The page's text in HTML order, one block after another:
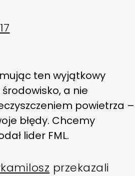
ten wyjątkowy
a nie
powietrza –
błędy. Chcemy
lider FML.
przekazali